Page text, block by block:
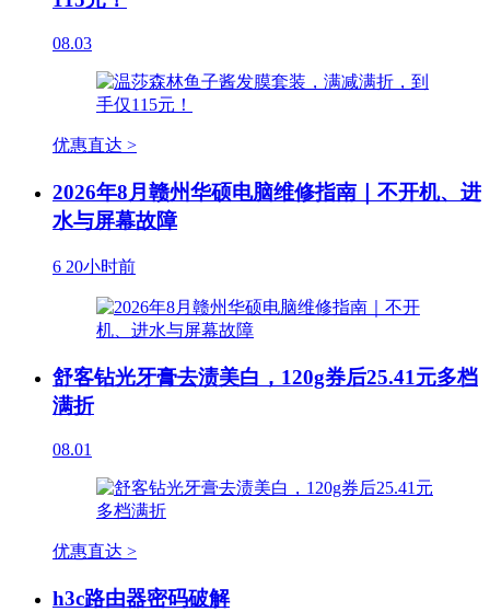
08.03
优惠直达 >
2026年8月赣州华硕电脑维修指南｜不开机、进
水与屏幕故障
6 20小时前
舒客钻光牙膏去渍美白，120g券后25.41元多档
满折
08.01
优惠直达 >
h3c路由器密码破解